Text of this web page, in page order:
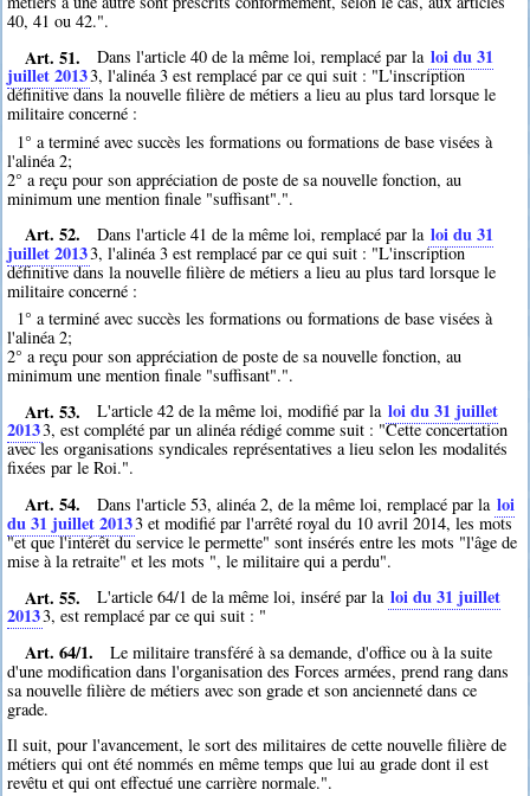
40, 41 ou 42.".
Art. 51. Dans l'article 40 de la même loi, remplacé par la loi du 31
juillet 20133, l'alinéa 3 est remplacé par ce qui suit : "L'inscription
définitive dans la nouvelle filière de métiers a lieu au plus tard lorsque le
militaire concerné :
1° a terminé avec succès les formations ou formations de base visées à
l'alinéa 2;
2° a reçu pour son appréciation de poste de sa nouvelle fonction, au
minimum une mention finale "suffisant".".
Art. 52. Dans l'article 41 de la même loi, remplacé par la loi du 31
juillet 20133, l'alinéa 3 est remplacé par ce qui suit : "L'inscription
définitive dans la nouvelle filière de métiers a lieu au plus tard lorsque le
militaire concerné :
1° a terminé avec succès les formations ou formations de base visées à
l'alinéa 2;
2° a reçu pour son appréciation de poste de sa nouvelle fonction, au
minimum une mention finale "suffisant".".
Art. 53. L'article 42 de la même loi, modifié par la loi du 31 juillet
20133, est complété par un alinéa rédigé comme suit : "Cette concertation
avec les organisations syndicales représentatives a lieu selon les modalités
fixées par le Roi.".
Art. 54. Dans l'article 53, alinéa 2, de la même loi, remplacé par la loi
du 31 juillet 20133 et modifié par l'arrêté royal du 10 avril 2014, les mots
"et que l'intérêt du service le permette" sont insérés entre les mots "l'âge de
mise à la retraite" et les mots ", le militaire qui a perdu".
Art. 55. L'article 64/1 de la même loi, inséré par la loi du 31 juillet
20133, est remplacé par ce qui suit : "
Art. 64/1.
Le militaire transféré à sa demande, d'office ou à la suite
d'une modification dans l'organisation des Forces armées, prend rang dans
sa nouvelle filière de métiers avec son grade et son ancienneté dans ce
grade.
Il suit, pour l'avancement, le sort des militaires de cette nouvelle filière de
métiers qui ont été nommés en même temps que lui au grade dont il est
revêtu et qui ont effectué une carrière normale.".